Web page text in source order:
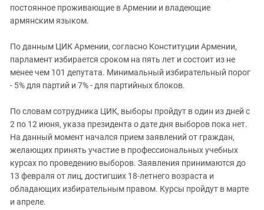
СКФО
Чечня
Южная Осетия
Южный Кавказ
постоянное проживающие в Армении и владеющие
армянским языком.
По данным ЦИК Армении, согласно Конституции Армении,
парламент избирается сроком на пять лет и состоит из не
менее чем 101 депутата. Минимальный избирательный порог
- 5% для партий и 7% - для партийных блоков.
По словам сотрудника ЦИК, выборы пройдут в один из дней с
2 по 12 июня, указа президента о дате дня выборов пока нет.
На данный момент начался прием заявлений от граждан,
желающих принять участие в профессиональных учебных
курсах по проведению выборов. Заявления принимаются до
13 февраля от лиц, достигших 18-летнего возраста и
обладающих избирательным правом. Курсы пройдут в марте
и апреле.